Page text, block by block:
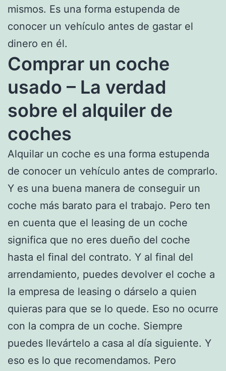
mismos. Es una forma estupenda de
conocer un vehículo antes de gastar el
dinero en él.
Comprar un coche
usado – La verdad
sobre el alquiler de
coches
Alquilar un coche es una forma estupenda
de conocer un vehículo antes de comprarlo.
Y es una buena manera de conseguir un
coche más barato para el trabajo. Pero ten
en cuenta que el leasing de un coche
significa que no eres dueño del coche
hasta el final del contrato. Y al final del
arrendamiento, puedes devolver el coche a
la empresa de leasing o dárselo a quien
quieras para que se lo quede. Eso no ocurre
con la compra de un coche. Siempre
puedes llevártelo a casa al día siguiente. Y
eso es lo que recomendamos. Pero